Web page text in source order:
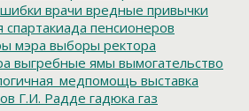
врачи вредные привычки
спартакиада пенсионеров
мэра выборы ректора
выгребные ямы вымогательство
выставка
Г.И. Радде гадюка газ